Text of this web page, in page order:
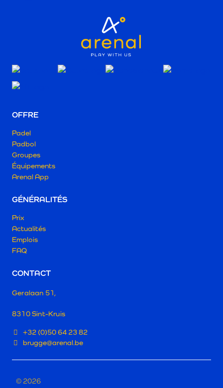
OFFRE
Padel
Padbol
Groupes
Équipements
Arenal App
GÉNÉRALITÉS
Prix
Actualités
Emplois
FAQ
CONTACT
Geralaan 51,
8310 Sint-Kruis
+32 (0)50 64 23 82
brugge@arenal.be
© 2026